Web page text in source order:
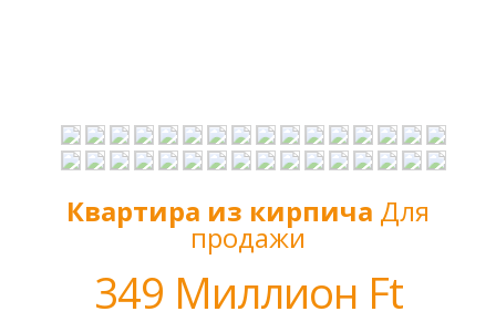
Квартира из кирпича Для
продажи
349 Миллион Ft